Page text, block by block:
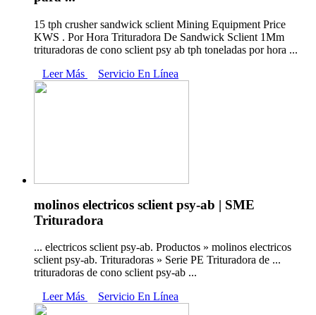
15 tph crusher sandwick sclient Mining Equipment Price
KWS . Por Hora Trituradora De Sandwick Sclient 1Mm
trituradoras de cono sclient psy ab tph toneladas por hora ...
Leer Más
Servicio En Línea
molinos electricos sclient psy-ab | SME
Trituradora
... electricos sclient psy-ab. Productos » molinos electricos
sclient psy-ab. Trituradoras » Serie PE Trituradora de ...
trituradoras de cono sclient psy-ab ...
Leer Más
Servicio En Línea